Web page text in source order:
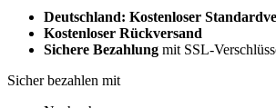
Deutschland: Kostenloser
Kostenloser Rückversand
Sichere Bezahlung mit SSL-
Sicher bezahlen mit